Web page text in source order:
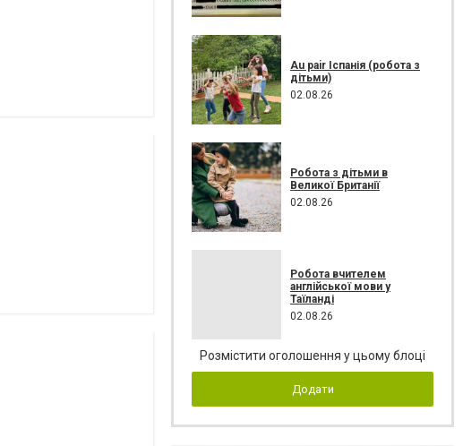
Au pair Іспанія (робота з
дітьми)
02.08.26
Робота з дітьми в
Великої Британії
02.08.26
Робота вчителем
англійської мови у
Таїланді
02.08.26
Розмістити оголошення у цьому блоці
Додати